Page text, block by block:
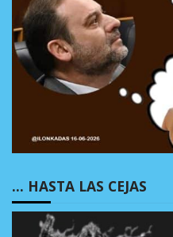
… HASTA LAS CEJAS